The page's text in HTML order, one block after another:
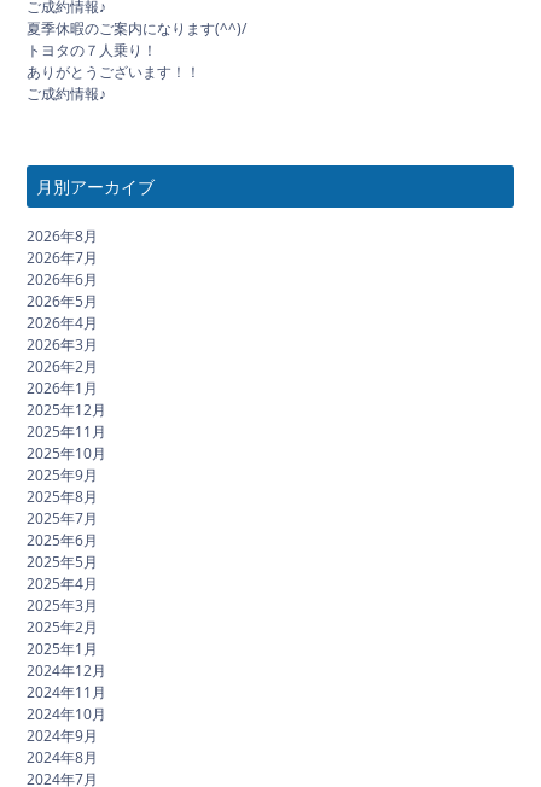
ご成約情報♪
夏季休暇のご案内になります(^^)/
トヨタの７人乗り！
ありがとうございます！！
ご成約情報♪
月別アーカイブ
2026年8月
2026年7月
2026年6月
2026年5月
2026年4月
2026年3月
2026年2月
2026年1月
2025年12月
2025年11月
2025年10月
2025年9月
2025年8月
2025年7月
2025年6月
2025年5月
2025年4月
2025年3月
2025年2月
2025年1月
2024年12月
2024年11月
2024年10月
2024年9月
2024年8月
2024年7月